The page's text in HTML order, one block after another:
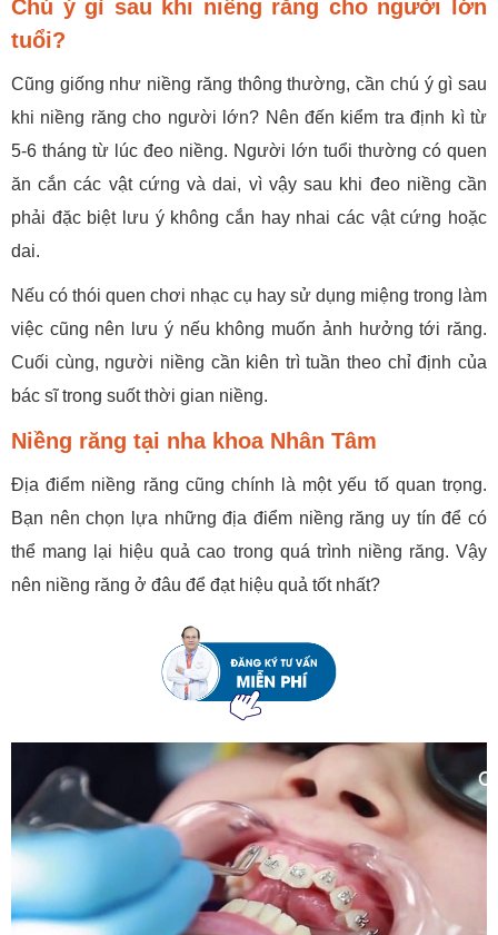
Chú ý gì sau khi niềng răng cho người lớn
tuổi?
Cũng giống như niềng răng thông thường, cần chú ý gì sau
khi niềng răng cho người lớn? Nên đến kiểm tra định kì từ
5-6 tháng từ lúc đeo niềng. Người lớn tuổi thường có quen
ăn cắn các vật cứng và dai, vì vậy sau khi đeo niềng cần
phải đặc biệt lưu ý không cắn hay nhai các vật cứng hoặc
dai.
Nếu có thói quen chơi nhạc cụ hay sử dụng miệng trong làm
việc cũng nên lưu ý nếu không muốn ảnh hưởng tới răng.
Cuối cùng, người niềng cần kiên trì tuần theo chỉ định của
bác sĩ trong suốt thời gian niềng.
Niềng răng tại nha khoa Nhân Tâm
Địa điểm niềng răng cũng chính là một yếu tố quan trọng.
Bạn nên chọn lựa những địa điểm niềng răng uy tín để có
thể mang lại hiệu quả cao trong quá trình niềng răng. Vậy
nên niềng răng ở đâu để đạt hiệu quả tốt nhất?